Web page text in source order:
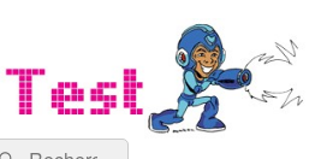
Recherche :